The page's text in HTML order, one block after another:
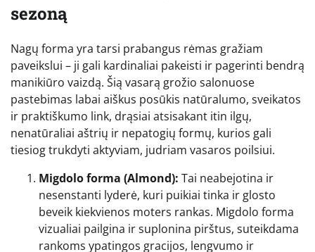
sezoną
Nagų forma yra tarsi prabangus rėmas gražiam
paveikslui – ji gali kardinaliai pakeisti ir pagerinti bendrą
manikiūro vaizdą. Šią vasarą grožio salonuose
pastebimas labai aiškus posūkis natūralumo, sveikatos
ir praktiškumo link, drąsiai atsisakant itin ilgų,
nenatūraliai aštrių ir nepatogių formų, kurios gali
tiesiog trukdyti aktyviam, judriam vasaros poilsiui.
Migdolo forma (Almond): Tai neabejotina ir
nesenstanti lyderė, kuri puikiai tinka ir glosto
beveik kiekvienos moters rankas. Migdolo forma
vizualiai pailgina ir suplonina pirštus, suteikdama
rankoms ypatingos gracijos, lengvumo ir